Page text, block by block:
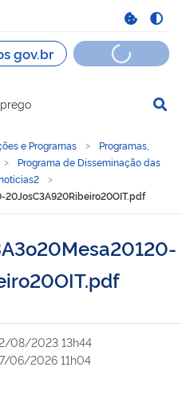
e Programas
Programas,
Programa de Disseminação das
20JosC3A920Ribeiro20OIT.pdf
08/2023 13h44
06/2026 11h04